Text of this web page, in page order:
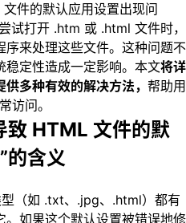
件的默认应用设置出现问
试打开 .htm 或 .html 文件时，
来处理这些文件。这种问题不
稳定性造成一定影响。本文将详
多种有效的解决方法， 帮助用
访问。
致 HTML 文件的默
的含义
（如 .txt、.jpg、.html）都有
如果这个默认设置被错误地修